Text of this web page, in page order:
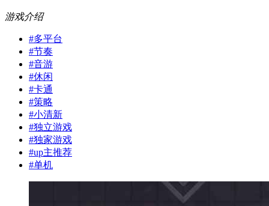
游戏介绍
#多平台
#节奏
#音游
#休闲
#卡通
#策略
#小清新
#独立游戏
#独家游戏
#up主推荐
#单机